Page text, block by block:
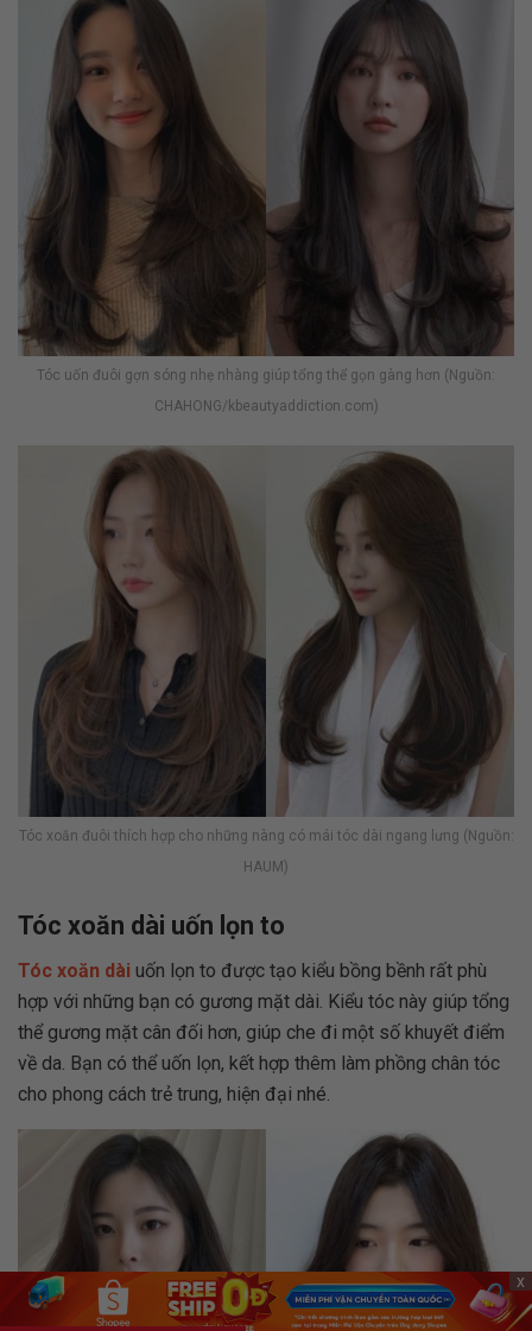
Tóc uốn đuôi gợn sóng nhẹ nhàng giúp tổng thể gọn gàng hơn (Nguồn:
CHAHONG/kbeautyaddiction.com)
Tóc xoăn đuôi thích hợp cho những nàng có mái tóc dài ngang lưng (Nguồn:
HAUM)
Tóc xoăn dài uốn lọn to
Tóc xoăn dài uốn lọn to được tạo kiểu bồng bềnh rất phù
hợp với những bạn có gương mặt dài. Kiểu tóc này giúp tổng
thể gương mặt cân đối hơn, giúp che đi một số khuyết điểm
về da. Bạn có thể uốn lọn, kết hợp thêm làm phồng chân tóc
cho phong cách trẻ trung, hiện đại nhé.
x